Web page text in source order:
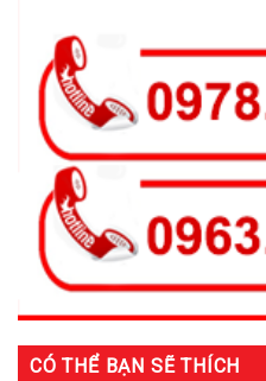
CÓ THỂ BẠN SẼ THÍCH